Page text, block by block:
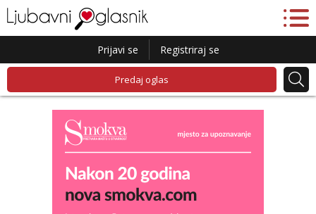
Prijavi se Registriraj se
Predaj oglas